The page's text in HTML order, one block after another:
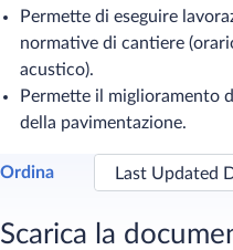
Permette di eseguire
normative di cantiere
acustico).
Permette il miglioramento
della pavimentazione.
Ordina
Scarica la